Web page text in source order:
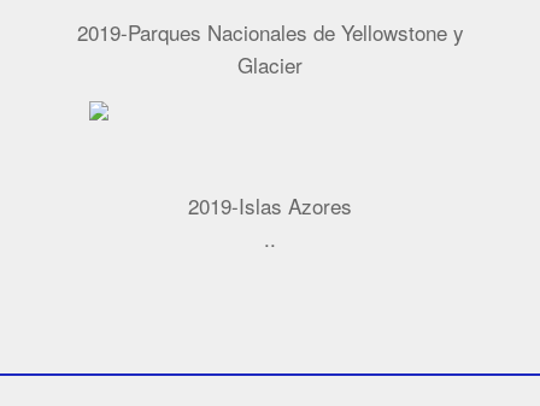
2019-Parques Nacionales de Yellowstone y
Glacier
2019-Islas Azores
..